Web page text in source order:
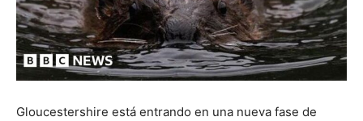
Gloucestershire está entrando en una nueva fase de